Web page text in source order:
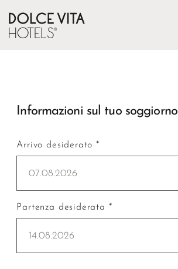
Informazioni sul tuo soggiorno
Arrivo desiderato *
07.08.2026
Partenza desiderata *
14.08.2026